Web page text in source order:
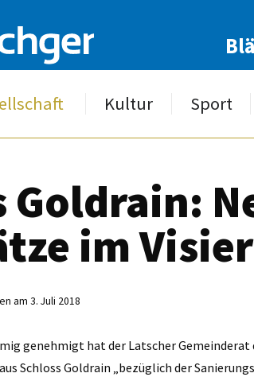
Kultur Sport
Goldrain:
im Visier
am 3. Juli 2018
genehmigt hat der Latscher Gemeinderat
Schloss Goldrain „bezüglich der